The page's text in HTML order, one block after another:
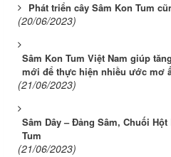
Phát triển cây Sâm Kon Tum
(20/06/2023)
Sâm Kon Tum Việt Nam giúp
mới để thực hiện nhiều ước mơ
(21/06/2023)
Sâm Dây – Đảng Sâm, Chuối
Tum
(21/06/2023)